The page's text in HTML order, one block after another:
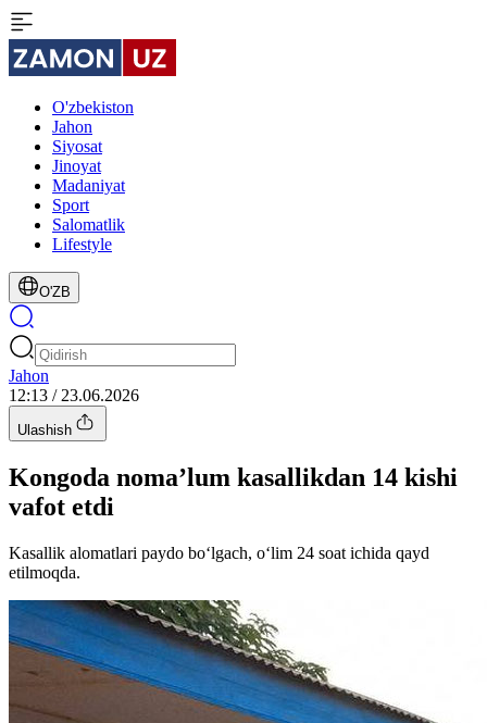
O'zbekiston
Jahon
Siyosat
Jinoyat
Madaniyat
Sport
Salomatlik
Lifestyle
O'ZB
Jahon
12:13 / 23.06.2026
Ulashish
Kongoda noma’lum kasallikdan 14 kishi
vafot etdi
Kasallik alomatlari paydo bo‘lgach, o‘lim 24 soat ichida qayd
etilmoqda.